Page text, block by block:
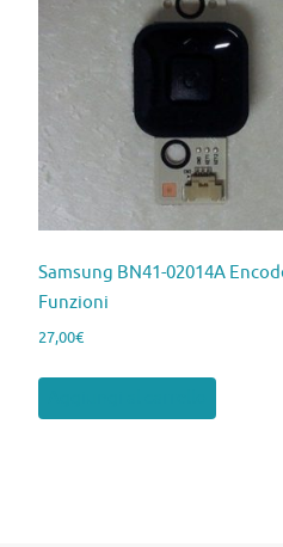
Samsung BN41-02014A
Funzioni
27,00€